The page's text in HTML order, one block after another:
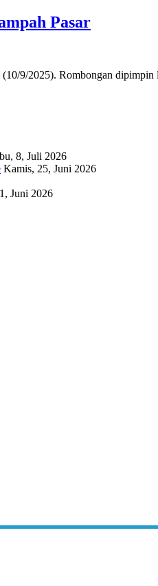
Pasar
9/2025). Rombongan
8, Juli 2026
Kamis, 25, Juni 2026
Juni 2026